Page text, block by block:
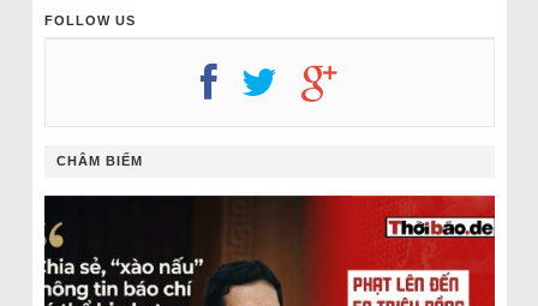
FOLLOW US
CHÂM BIẾM